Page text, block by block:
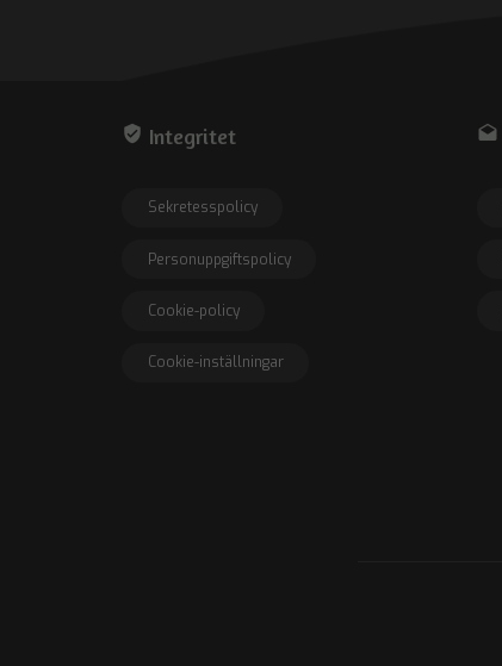
verified_user Integritet
Sekretesspolicy
Personuppgiftspolicy
Cookie-policy
Cookie-inställningar
drafts